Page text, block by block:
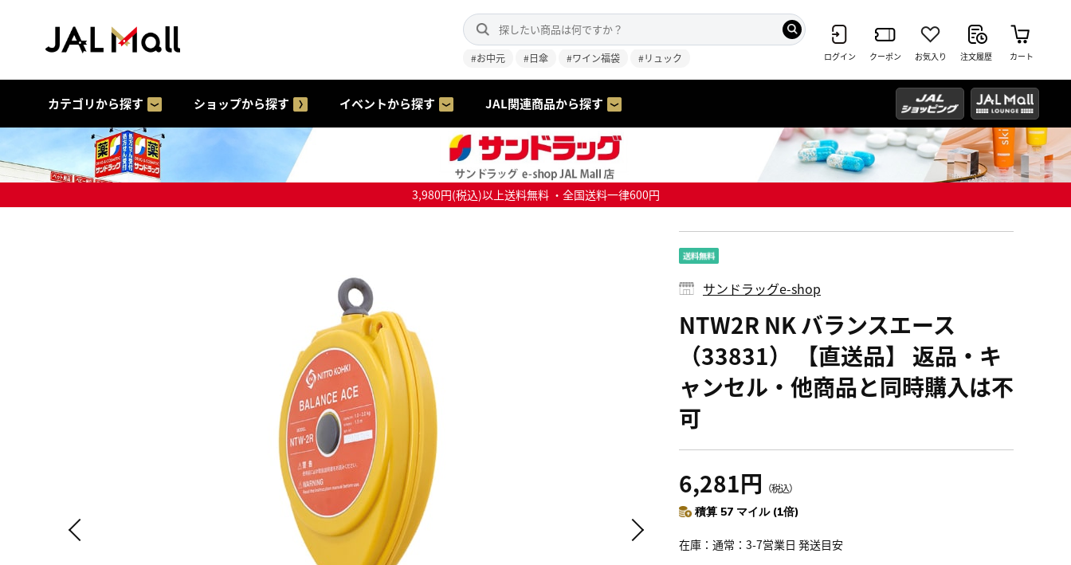
#お中元 #日傘 #ワイン福袋 #リュック ログイン クーポン お気入り 注文履歴 カート
カテゴリから探す ショップから探す イベントから探す JAL関連商品から探す
3,980円(税込)以上送料無料 ・全国送料一律600円
サンドラッグe-shop
NTW2R NK バランスエース
（33831） 【直送品】 返品・キ
ャンセル・他商品と同時購入は不
可
6,281円 （税込）
積算 57 マイル (1倍)
在庫 通常：3-7営業日 発送目安